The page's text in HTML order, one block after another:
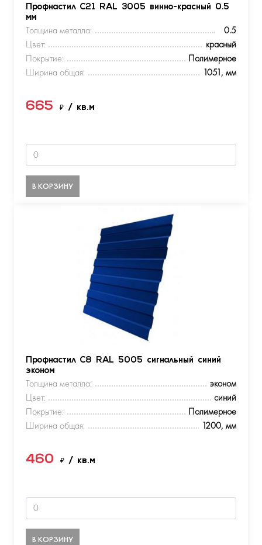
Профнастил С21 RAL 3005 винно-красный 0.5
мм
Толщина металла:
0.5
Цвет:
красный
Покрытие:
Полимерное
Ширина общая:
1051, мм
665 ₽ / кв.м
В КОРЗИНУ
Профнастил С8 RAL 5005 сигнальный синий
эконом
Толщина металла:
эконом
Цвет:
синий
Покрытие:
Полимерное
Ширина общая:
1200, мм
460 ₽ / кв.м
В КОРЗИНУ